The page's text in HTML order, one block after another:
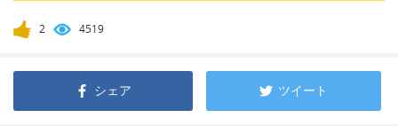
2 4519
シェア ツイート